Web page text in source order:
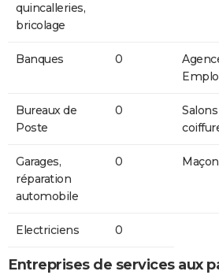
quincalleries,
bricolage
Banques 0
Bureaux de
Poste
0
Garages,
réparation
automobile
0
Electriciens 0
Entreprises de services aux